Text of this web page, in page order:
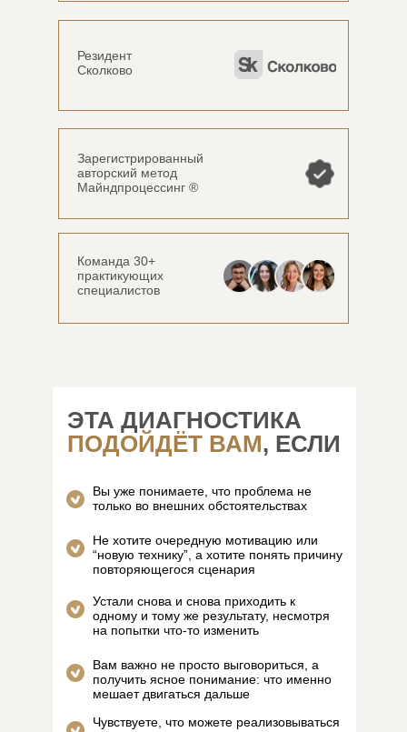
Резидент
Сколково
Зарегистрированный
авторский метод
Майндпроцессинг ®
Команда 30+
практикующих
специалистов
ЭТА ДИАГНОСТИКА
ПОДОЙДЁТ ВАМ, ЕСЛИ
Не хотите очередную мотивацию или
“новую технику”, а хотите понять причину
повторяющегося сценария
Чувствуете, что можете реализовываться
Вам важно не просто выговориться, а
получить ясное понимание: что именно
мешает двигаться дальше
Устали снова и снова приходить к
одному и тому же результату, несмотря
на попытки что-то изменить
Вы уже понимаете, что проблема не
только во внешних обстоятельствах